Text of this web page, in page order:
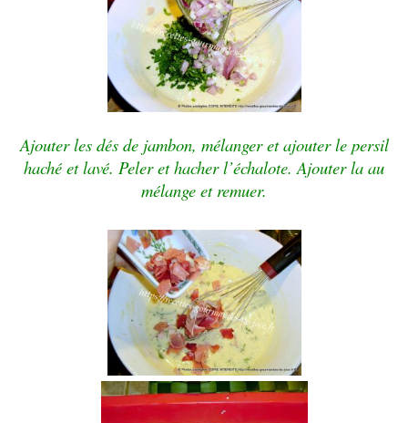
Ajouter les dés de jambon, mélanger et ajouter le persil
haché et lavé. Peler et hacher l’échalote. Ajouter la au
mélange et remuer.